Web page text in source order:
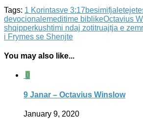
Tags: 1 Korintasve 3:17besimi
devocionalemeditime biblikeOctavius
shqipperkushtimi ndaj zotitruajtja e
i Frymes se Shenjte
You may also like...
0
9 Janar – Octavius Winslow
January 9, 2020